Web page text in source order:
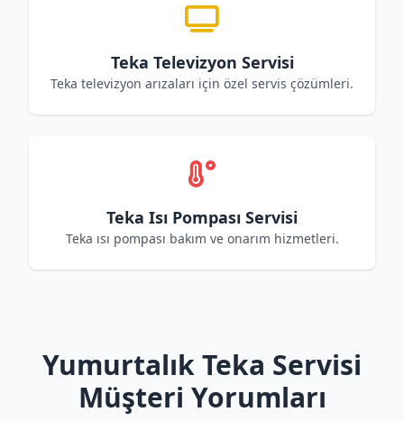
Teka Televizyon Servisi
Teka televizyon arızaları için özel servis çözümleri.
Teka Isı Pompası Servisi
Teka ısı pompası bakım ve onarım hizmetleri.
Yumurtalık Teka Servisi
Müşteri Yorumları